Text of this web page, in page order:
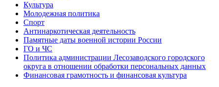
Культура
Молодежная политика
Спорт
Антинаркотическая деятельность
Памятные даты военной истории России
ГО и ЧС
Политика администрации Лесозаводского городского
округа в отношении обработки персональных данных
Финансовая грамотность и финансовая культура